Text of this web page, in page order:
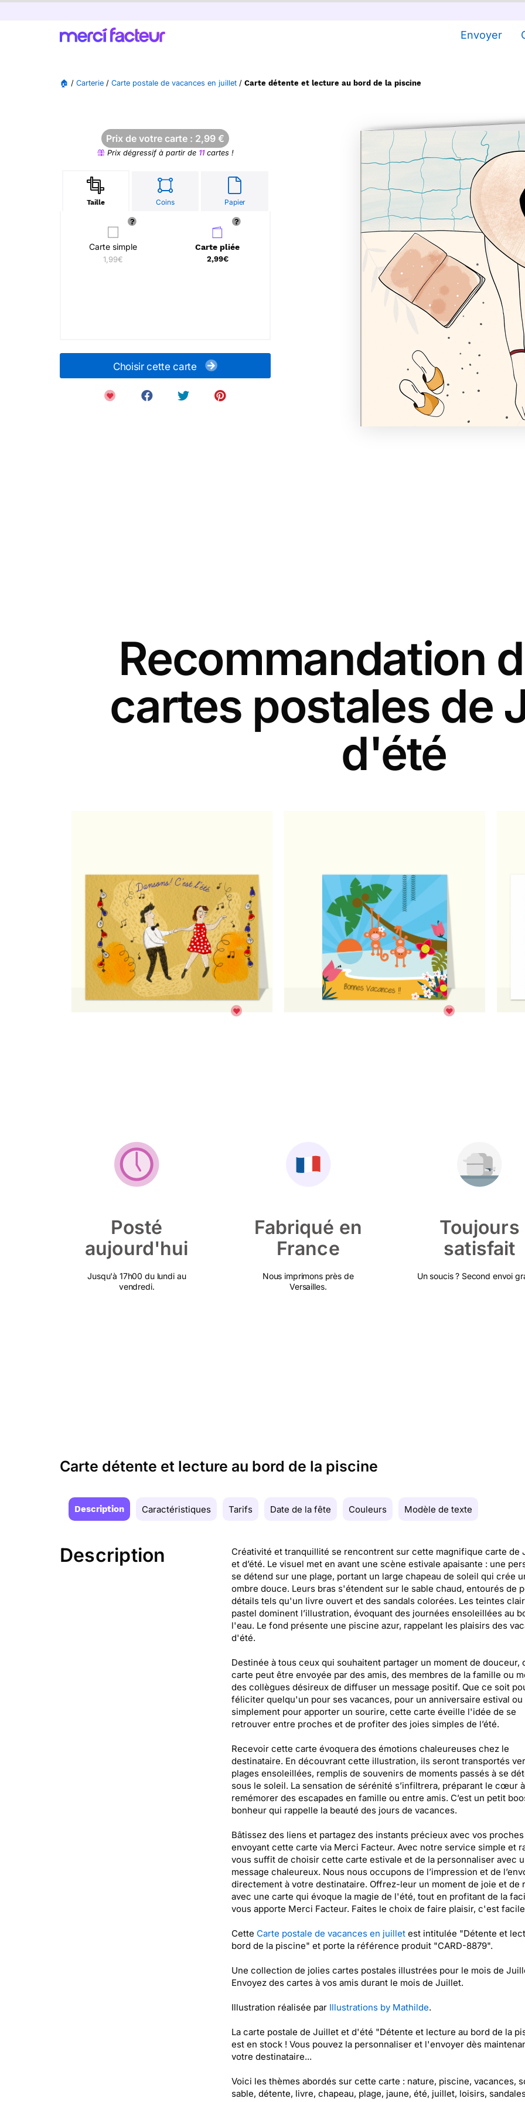
Envoyer
🏠 / Carterie / Carte postale de vacances en juillet / Carte détente et lecture au bord de la piscine
Prix de votre carte : 2,99 €
Prix dégressif à partir de 11cartes !
Taille Coins Papier
Carte simple
1,99€
Carte pliée
2,99€
Choisir cette carte
Recommandation
cartes postales de
d'été
Posté
aujourd'hui
Jusqu'à 17h00 du lundi au
vendredi.
Fabriqué en
France
Nous imprimons près de
Versailles.
Toujours
satisfait
Un soucis ? Second envoi
Carte détente et lecture au bord de la piscine
Description Caractéristiques Tarifs Date de la fête Couleurs Modèle de texte
Description
Créativité et tranquillité se rencontrent sur cette magnifique carte de
et d’été. Le visuel met en avant une scène estivale apaisante : une
se détend sur une plage, portant un large chapeau de soleil qui crée
ombre douce. Leurs bras s'étendent sur le sable chaud, entourés de
détails tels qu'un livre ouvert et des sandals colorées. Les teintes
pastel dominent l’illustration, évoquant des journées ensoleillées au
l'eau. Le fond présente une piscine azur, rappelant les plaisirs des
d'été.
Destinée à tous ceux qui souhaitent partager un moment de douceur,
carte peut être envoyée par des amis, des membres de la famille ou
des collègues désireux de diffuser un message positif. Que ce soit
féliciter quelqu'un pour ses vacances, pour un anniversaire estival ou
simplement pour apporter un sourire, cette carte éveille l'idée de se
retrouver entre proches et de profiter des joies simples de l’été.
Recevoir cette carte évoquera des émotions chaleureuses chez le
destinataire. En découvrant cette illustration, ils seront transportés
plages ensoleillées, remplis de souvenirs de moments passés à se
sous le soleil. La sensation de sérénité s’infiltrera, préparant le cœur
remémorer des escapades en famille ou entre amis. C’est un petit
bonheur qui rappelle la beauté des jours de vacances.
Bâtissez des liens et partagez des instants précieux avec vos
envoyant cette carte via Merci Facteur. Avec notre service simple et
vous suffit de choisir cette carte estivale et de la personnaliser avec
message chaleureux. Nous nous occupons de l’impression et de
directement à votre destinataire. Offrez-leur un moment de joie et de
avec une carte qui évoque la magie de l'été, tout en profitant de la
vous apporte Merci Facteur. Faites le choix de faire plaisir, c'est
Cette Carte postale de vacances en juilletest intitulée "Détente et
bord de la piscine" et porte la référence produit "CARD-8879".
Une collection de jolies cartes postales illustrées pour le mois de
Envoyez des cartes à vos amis durant le mois de Juillet.
Illustration réalisée par Illustrations by Mathilde.
La carte postale de Juillet et d'été "Détente et lecture au bord de la
est en stock ! Vous pouvez la personnaliser et l'envoyer dès
votre destinataire...
Voici les thèmes abordés sur cette carte : nature, piscine, vacances,
sable, détente, livre, chapeau, plage, jaune, été, juillet, loisirs,